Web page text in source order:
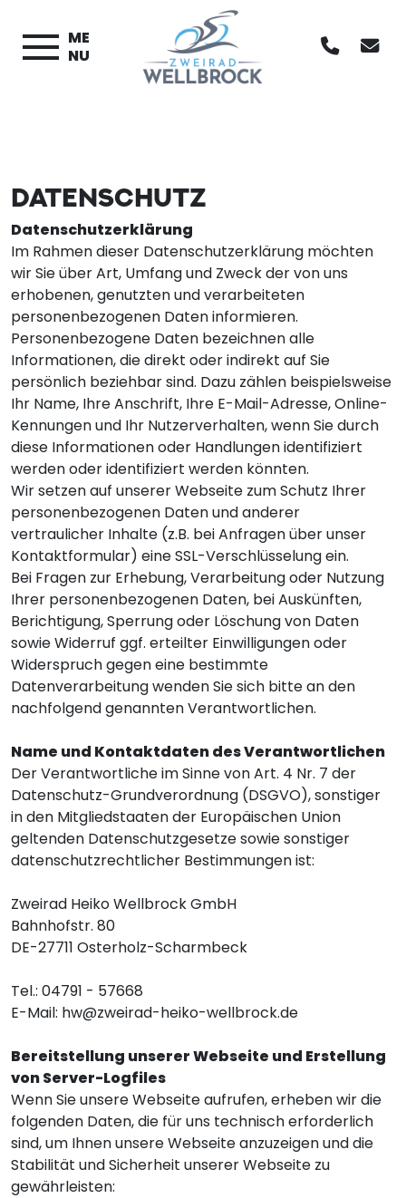
ME
NU
DATENSCHUTZ
Datenschutzerklärung
Im Rahmen dieser Datenschutzerklärung möchten
wir Sie über Art, Umfang und Zweck der von uns
erhobenen, genutzten und verarbeiteten
personenbezogenen Daten informieren.
Personenbezogene Daten bezeichnen alle
Informationen, die direkt oder indirekt auf Sie
persönlich beziehbar sind. Dazu zählen beispielsweise
Ihr Name, Ihre Anschrift, Ihre E-Mail-Adresse, Online-
Kennungen und Ihr Nutzerverhalten, wenn Sie durch
diese Informationen oder Handlungen identifiziert
werden oder identifiziert werden könnten.
Wir setzen auf unserer Webseite zum Schutz Ihrer
personenbezogenen Daten und anderer
vertraulicher Inhalte (z.B. bei Anfragen über unser
Kontaktformular) eine SSL-Verschlüsselung ein.
Bei Fragen zur Erhebung, Verarbeitung oder Nutzung
Ihrer personenbezogenen Daten, bei Auskünften,
Berichtigung, Sperrung oder Löschung von Daten
sowie Widerruf ggf. erteilter Einwilligungen oder
Widerspruch gegen eine bestimmte
Datenverarbeitung wenden Sie sich bitte an den
nachfolgend genannten Verantwortlichen.
Name und Kontaktdaten des Verantwortlichen
Der Verantwortliche im Sinne von Art. 4 Nr. 7 der
Datenschutz-Grundverordnung (DSGVO), sonstiger
in den Mitgliedstaaten der Europäischen Union
geltenden Datenschutzgesetze sowie sonstiger
datenschutzrechtlicher Bestimmungen ist:
Zweirad Heiko Wellbrock GmbH
Bahnhofstr. 80
DE-27711 Osterholz-Scharmbeck
Tel.: 04791 - 57668
E-Mail: hw@zweirad-heiko-wellbrock.de
Bereitstellung unserer Webseite und Erstellung
von Server-Logfiles
Wenn Sie unsere Webseite aufrufen, erheben wir die
folgenden Daten, die für uns technisch erforderlich
sind, um Ihnen unsere Webseite anzuzeigen und die
Stabilität und Sicherheit unserer Webseite zu
gewährleisten: